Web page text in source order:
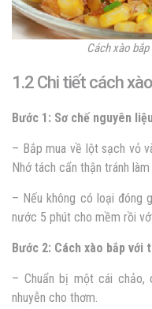
Cách xào
1.2 Chi tiết cách
Bước 1: Sơ chế nguyên liệu
– Bắp mua về lột sạch vỏ
Nhớ tách cẩn thận tránh
– Nếu không có loại đóng
nước 5 phút cho mềm rồi
Bước 2: Cách xào bắp với
– Chuẩn bị một cái chảo,
nhuyễn cho thơm.